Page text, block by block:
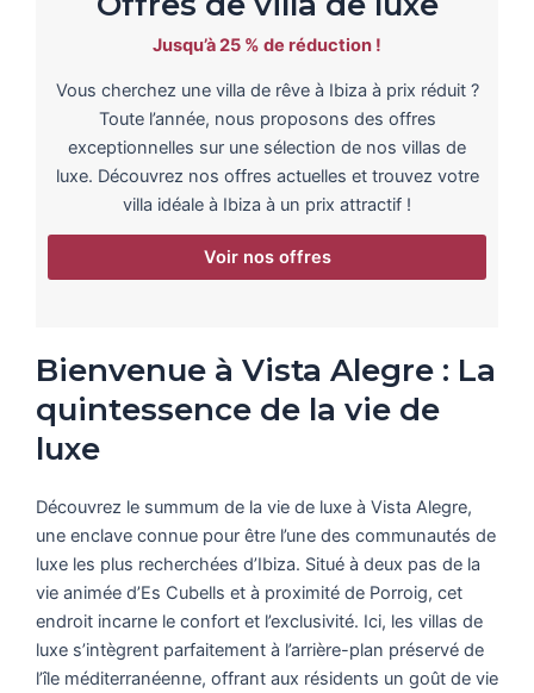
Jusqu’à 25 % de réduction !
Vous cherchez une villa de rêve à Ibiza à prix réduit ?
Toute l’année, nous proposons des offres
exceptionnelles sur une sélection de nos villas de
luxe. Découvrez nos offres actuelles et trouvez votre
villa idéale à Ibiza à un prix attractif !
Voir nos offres
Bienvenue à Vista Alegre : La
quintessence de la vie de
luxe
Découvrez le summum de la vie de luxe à Vista Alegre,
une enclave connue pour être l’une des communautés de
luxe les plus recherchées d’Ibiza. Situé à deux pas de la
vie animée d’Es Cubells et à proximité de Porroig, cet
endroit incarne le confort et l’exclusivité. Ici, les villas de
luxe s’intègrent parfaitement à l’arrière-plan préservé de
l’île méditerranéenne, offrant aux résidents un goût de vie